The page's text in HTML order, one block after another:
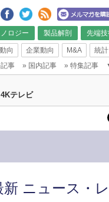
ロジー 製品解剖 先端
向 企業動向 M&A
統計
事 » 国内記事 » 特集記事
4Kテレビ
新 ニュース・